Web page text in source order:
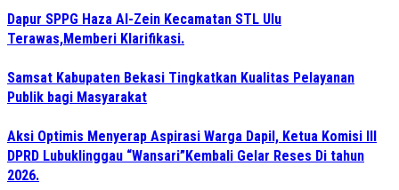
Dapur SPPG Haza Al-Zein Kecamatan STL Ulu
Terawas,Memberi Klarifikasi.
Samsat Kabupaten Bekasi Tingkatkan Kualitas Pelayanan
Publik bagi Masyarakat
Aksi Optimis Menyerap Aspirasi Warga Dapil, Ketua Komisi III
DPRD Lubuklinggau “Wansari”Kembali Gelar Reses Di tahun
2026.